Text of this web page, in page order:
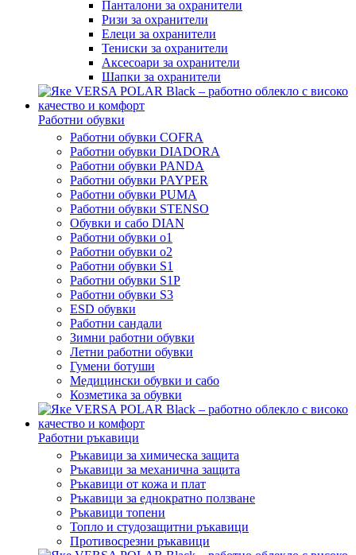
Панталони за охранители
Ризи за охранители
Елеци за охранители
Тениски за охранители
Аксесоари за охранители
Шапки за охранители
Работни обувки
Работни обувки COFRA
Работни обувки DIADORA
Работни обувки PANDA
Работни обувки PAYPER
Работни обувки PUMA
Работни обувки STENSO
Обувки и сабо DIAN
Работни обувки o1
Работни обувки o2
Работни обувки S1
Работни обувки S1P
Работни обувки S3
ESD обувки
Работни сандали
Зимни работни обувки
Летни работни обувки
Гумени ботуши
Медицински обувки и сабо
Козметика за обувки
Работни ръкавици
Ръкавици за химическа защита
Ръкавици за механична защита
Ръкавици от кожа и плат
Ръкавици за еднократно ползване
Ръкавици топени
Топло и студозащитни ръкавици
Противосрезни ръкавици